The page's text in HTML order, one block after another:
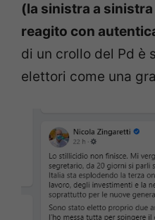
(la sinistra a
reagito con
di un crollo del Pd è
elettori come una